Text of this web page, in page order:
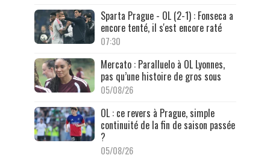
Sparta Prague - OL (2-1) : Fonseca a
encore tenté, il s'est encore raté
07:30
Mercato : Paralluelo à OL Lyonnes,
pas qu’une histoire de gros sous
05/08/26
OL : ce revers à Prague, simple
continuité de la fin de saison passée
?
05/08/26